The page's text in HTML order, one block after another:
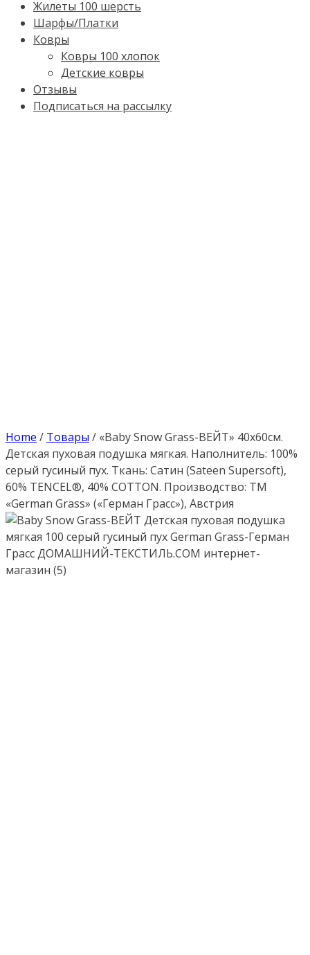
Жилеты 100 шерсть
Шарфы/Платки
Ковры
Ковры 100 хлопок
Детские ковры
Отзывы
Подписаться на рассылку
Home / Товары / «Baby Snow Grass-ВЕЙТ» 40х60см.
Детская пуховая подушка мягкая. Наполнитель: 100%
серый гусиный пух. Ткань: Сатин (Sateen Supersoft),
60% TENCEL®, 40% COTTON. Производство: ТМ
«German Grass» («Герман Грасс»), Австрия